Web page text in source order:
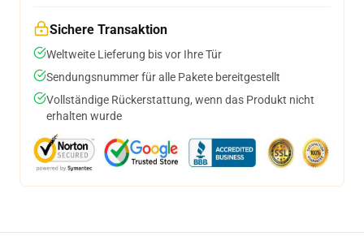
Sichere Transaktion
Weltweite Lieferung bis vor Ihre Tür
Sendungsnummer für alle Pakete bereitgestellt
Vollständige Rückerstattung, wenn das Produkt nicht
erhalten wurde